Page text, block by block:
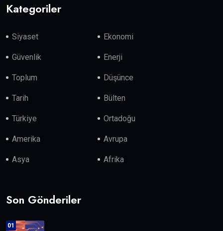
Kategoriler
Siyaset Ekonomi
Güvenlik Enerji
Toplum Düşünce
Tarih Bülten
Türkiye Ortadoğu
Amerika Avrupa
Asya Afrika
Son Gönderiler
01